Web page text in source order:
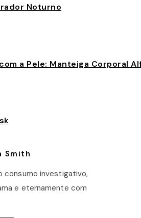
Noturno
a Pele: Manteiga Corporal
Smith
consumo investigativo,
e eternamente com